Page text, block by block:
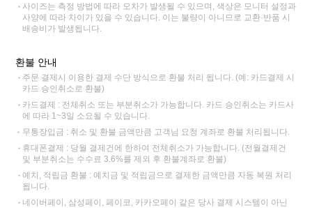
사이즈는 측정 방법에 따라 오차가 발생될 수 있으며, 색상은 모니터 설정과
사양에 따라 차이가 있을 수 있습니다. 이는 불량이 아니므로 교환·반품 시
배송비가 발생됩니다.
환불 안내
주문 결제시 이용한 결제 수단 방식으로 환불 처리 됩니다. (예: 카드결제 시
카드 승인취소로 환불)
카드결제 : 전체취소 또는 부분취소가 가능합니다. 카드 승인취소는 카드사
에 따라 1~3일 소요될 수 있습니다.
무통장입금 : 취소 및 환불 금액만큼 고객님 요청 계좌로 환불 처리됩니다.
휴대폰결제 : 당월 결제건에 한하여 전체취소가 가능합니다. (전월결제건
및 부분취소는 수수료 3.6%를 제외 후 환불계좌로 환불)
예치, 적립금 환불 : 예치금 및 적립금으로 결제한 금액만큼 자동 복원 처리
됩니다.
네이버페이, 삼성페이, 페이코, 카카오페이 같은 당사 결제 시스템이 아닌